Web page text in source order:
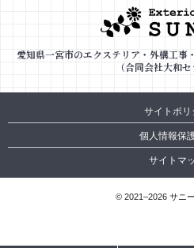
愛知県一宮市のエクステリア・外構工事
（合同会社大和セ
サイトポリ
個人情報保
サイトマ
© 2021–2026 サニ